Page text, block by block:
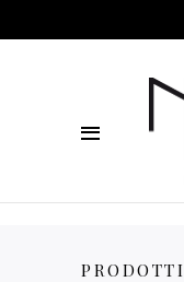
PRODOTTI